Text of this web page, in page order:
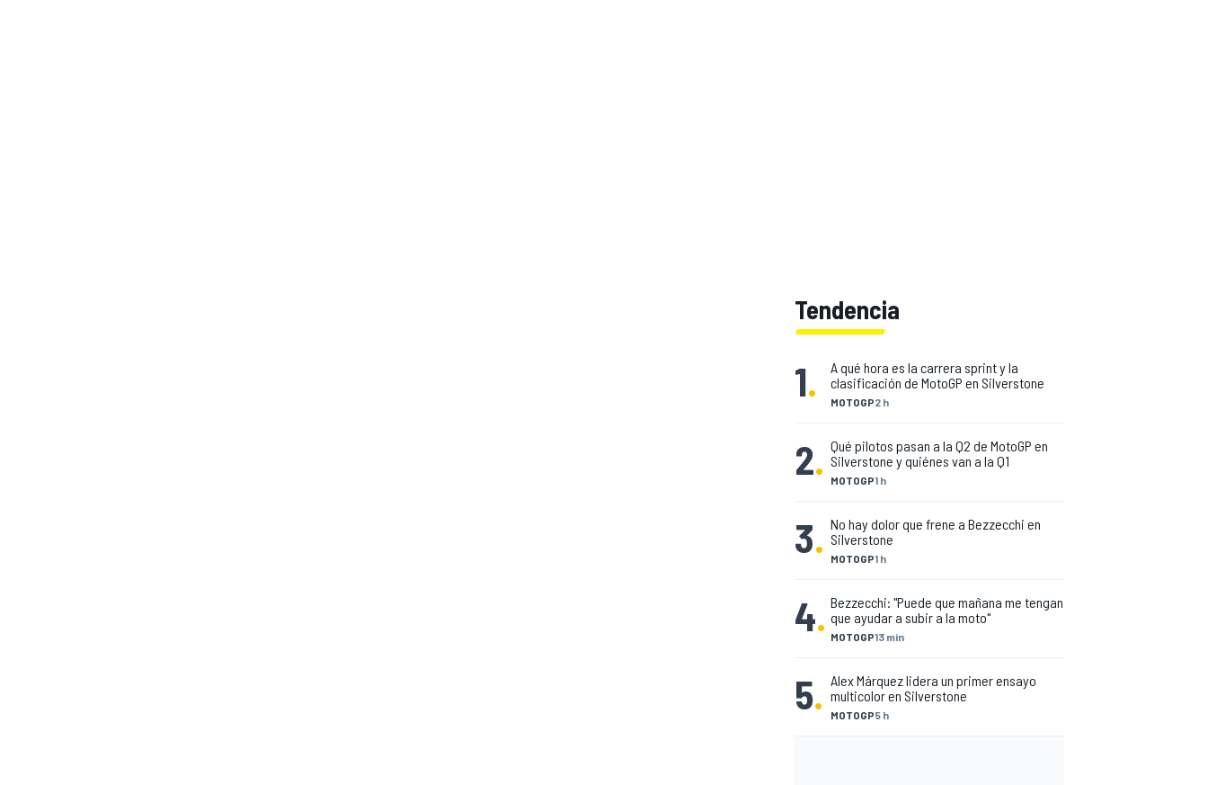
Tendencia
1. MOTOGP2 h
A qué hora es la carrera sprint y la
clasificación de MotoGP en Silverstone
2. MOTOGP1 h
Qué pilotos pasan a la Q2 de MotoGP en
Silverstone y quiénes van a la Q1
3. MOTOGP1 h
No hay dolor que frene a Bezzecchi en
Silverstone
4. MOTOGP13 min
Bezzecchi: "Puede que mañana me tengan
que ayudar a subir a la moto"
5. MOTOGP5 h
Alex Márquez lidera un primer ensayo
multicolor en Silverstone